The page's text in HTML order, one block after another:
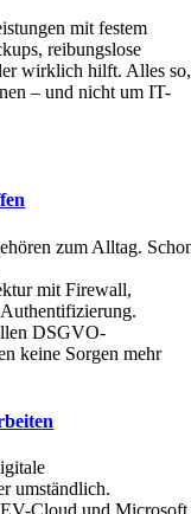
mit festem
reibungslose
wirklich hilft. Alles so,
– und nicht um IT-
zum Alltag.
mit Firewall,
DSGVO-
keine Sorgen mehr
umständlich.
Cloud und Microsoft